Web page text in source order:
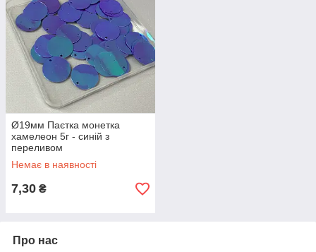
Ø19мм Паєтка монетка
хамелеон 5г - синій з
переливом
Немає в наявності
7,30 ₴
Про нас